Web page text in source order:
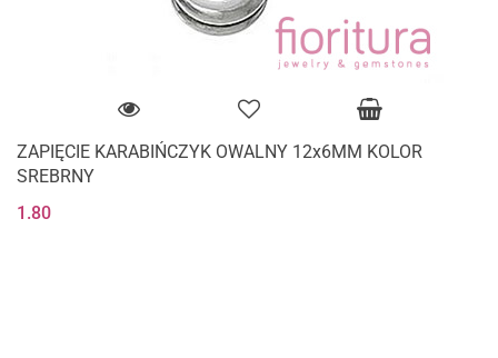
ZAPIĘCIE KARABIŃCZYK OWALNY 12x6MM KOLOR
SREBRNY
1.80